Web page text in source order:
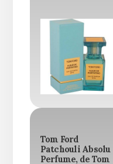
Tom Ford
Patchouli Absolu
Perfume, de Tom